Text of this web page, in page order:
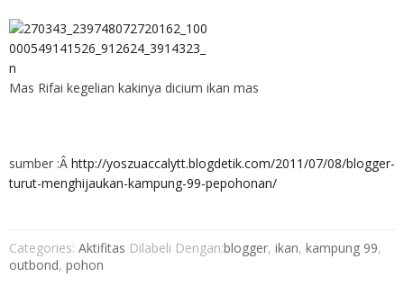
Mas Rifai kegelian kakinya dicium ikan mas
sumber :Â http://yoszuaccalytt.blogdetik.com/2011/07/08/blogger-
turut-menghijaukan-kampung-99-pepohonan/
Categories: Aktifitas Dilabeli Dengan:blogger, ikan, kampung 99,
outbond, pohon